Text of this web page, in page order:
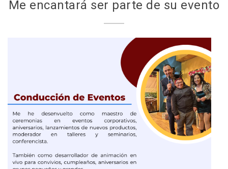
Me encantará ser parte de su evento